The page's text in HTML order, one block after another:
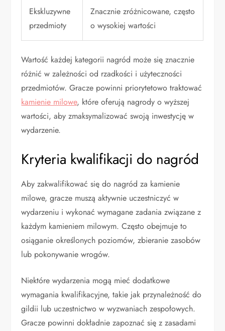
Ekskluzywne
przedmioty
Znacznie zróżnicowane, często
o wysokiej wartości
Wartość każdej kategorii nagród może się znacznie
różnić w zależności od rzadkości i użyteczności
przedmiotów. Gracze powinni priorytetowo traktować
kamienie milowe, które oferują nagrody o wyższej
wartości, aby zmaksymalizować swoją inwestycję w
wydarzenie.
Kryteria kwalifikacji do nagród
Aby zakwalifikować się do nagród za kamienie
milowe, gracze muszą aktywnie uczestniczyć w
wydarzeniu i wykonać wymagane zadania związane z
każdym kamieniem milowym. Często obejmuje to
osiąganie określonych poziomów, zbieranie zasobów
lub pokonywanie wrogów.
Niektóre wydarzenia mogą mieć dodatkowe
wymagania kwalifikacyjne, takie jak przynależność do
gildii lub uczestnictwo w wyzwaniach zespołowych.
Gracze powinni dokładnie zapoznać się z zasadami